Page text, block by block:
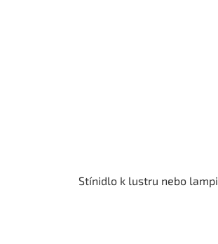
Stínidlo k lustru nebo